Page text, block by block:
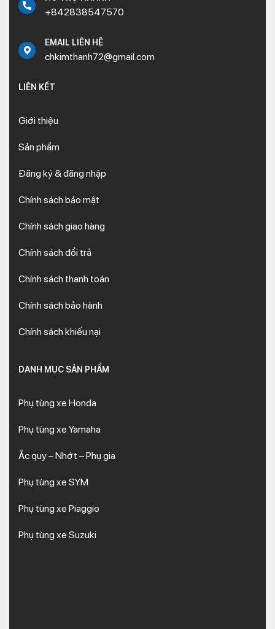
+842838547570
EMAIL LIÊN HỆ
chkimthanh72@gmail.com
LIÊN KẾT
Giới thiệu
Sản phẩm
Đăng ký & đăng nhập
Chính sách bảo mật
Chính sách giao hàng
Chính sách đổi trả
Chính sách thanh toán
Chính sách bảo hành
Chính sách khiếu nại
DANH MỤC SẢN PHẨM
Phụ tùng xe Honda
Phụ tùng xe Yamaha
Ắc quy – Nhớt – Phụ gia
Phụ tùng xe SYM
Phụ tùng xe Piaggio
Phụ tùng xe Suzuki